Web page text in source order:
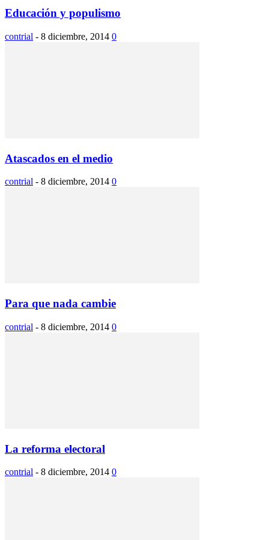
Educación y populismo
contrial - 8 diciembre, 2014 0
Atascados en el medio
contrial - 8 diciembre, 2014 0
Para que nada cambie
contrial - 8 diciembre, 2014 0
La reforma electoral
contrial - 8 diciembre, 2014 0